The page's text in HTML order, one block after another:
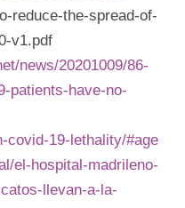
reduce-the-spread-of-
v1.pdf
news/20201009/86-
patients-have-no-
covid-19-lethality/#age
el-hospital-madrileno-
llevan-a-la-